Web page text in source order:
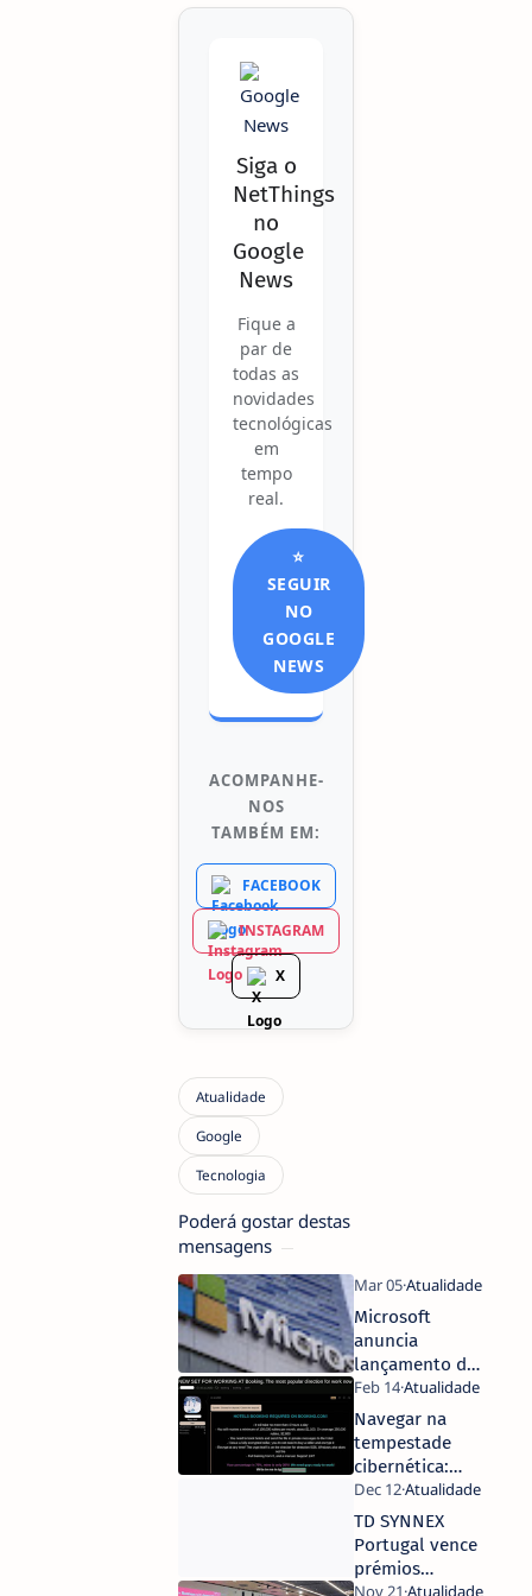
Siga o
NetThings
no
Google
News
Fique a
par de
todas as
novidades
tecnológicas
em
tempo
real.
⭐
SEGUIR
NO
GOOGLE
NEWS
ACOMPANHE-
NOS
TAMBÉM EM:
FACEBOOK
INSTAGRAM
X
Poderá gostar destas
mensagens
Microsoft
anuncia
lançamento de
AI Innovation
Factory em
Portugal
Navegar na
tempestade
cibernética:
Proteger o
Setor das
Viagens e da
Hotelaria
TD SYNNEX
Portugal vence
prémios